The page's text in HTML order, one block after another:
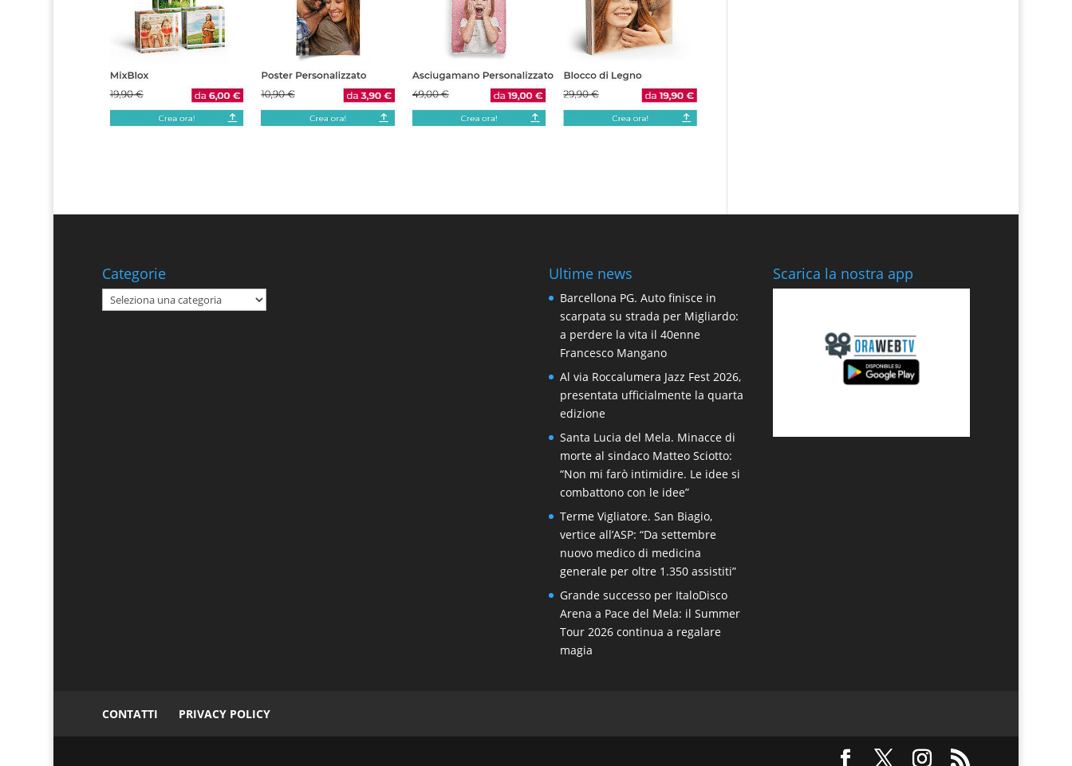
Categorie
Categorie
Ultime news
Barcellona PG. Auto finisce in
scarpata su strada per Migliardo:
a perdere la vita il 40enne
Francesco Mangano
Al via Roccalumera Jazz Fest 2026,
presentata ufficialmente la quarta
edizione
Santa Lucia del Mela. Minacce di
morte al sindaco Matteo Sciotto:
“Non mi farò intimidire. Le idee si
combattono con le idee”
Terme Vigliatore. San Biagio,
vertice all’ASP: “Da settembre
nuovo medico di medicina
generale per oltre 1.350 assistiti”
Grande successo per ItaloDisco
Arena a Pace del Mela: il Summer
Tour 2026 continua a regalare
magia
Scarica la nostra app
CONTATTI PRIVACY POLICY